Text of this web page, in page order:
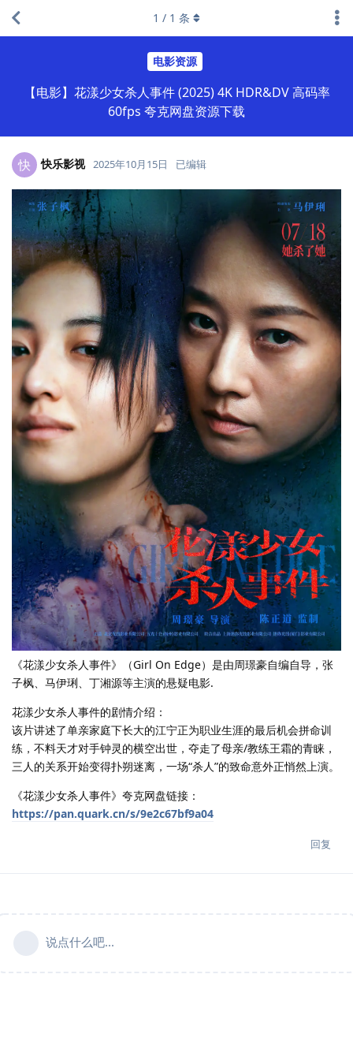
电影资源
【电影】花漾少女杀人事件 (2025) 4K HDR&DV 高码率
60fps 夸克网盘资源下载
1 / 1 条
快 快乐影视 2025年10月15日 已编辑
《花漾少女杀人事件》（Girl On Edge）是由周璟豪自编自导，张
子枫、马伊琍、丁湘源等主演的悬疑电影.
花漾少女杀人事件的剧情介绍：
该片讲述了单亲家庭下长大的江宁正为职业生涯的最后机会拼命训
练，不料天才对手钟灵的横空出世，夺走了母亲/教练王霜的青睐，
三人的关系开始变得扑朔迷离，一场“杀人”的致命意外正悄然上演。
《花漾少女杀人事件》夸克网盘链接：
https://pan.quark.cn/s/9e2c67bf9a04
回复
说点什么吧...